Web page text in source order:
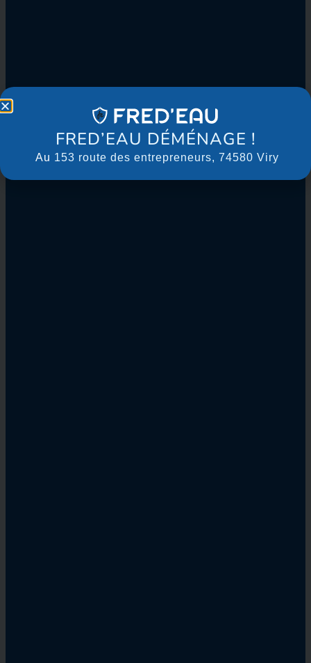
FRED’EAU DÉMÉNAGE !
Au 153 route des entrepreneurs, 74580 Viry